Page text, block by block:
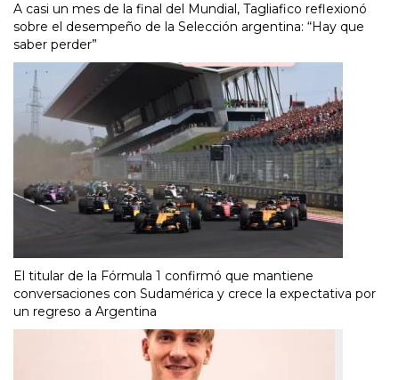
A casi un mes de la final del Mundial, Tagliafico reflexionó
sobre el desempeño de la Selección argentina: “Hay que
saber perder”
El titular de la Fórmula 1 confirmó que mantiene
conversaciones con Sudamérica y crece la expectativa por
un regreso a Argentina